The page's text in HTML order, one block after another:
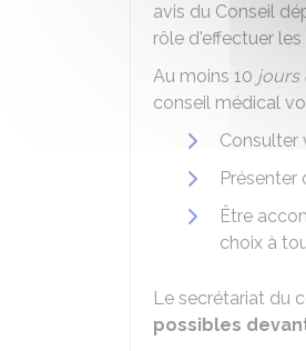
avis du Conseil
rôle d'effectuer
Au moins 10 jours
conseil médical
Consulter
Être
choix à
Le secrétariat du
possibles